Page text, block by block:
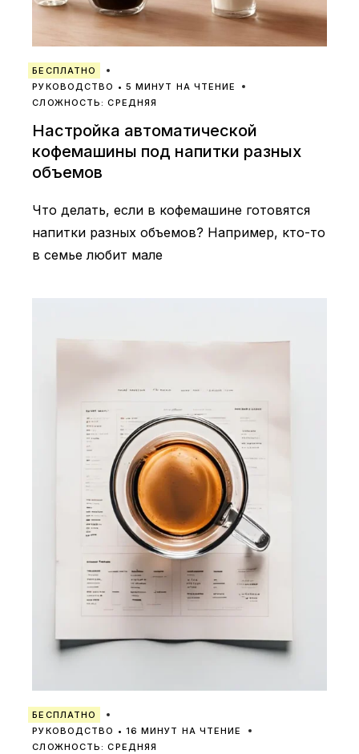
БЕСПЛАТНО
РУКОВОДСТВО • 5 МИНУТ НА ЧТЕНИЕ
СЛОЖНОСТЬ: СРЕДНЯЯ
Настройка автоматической
кофемашины под напитки разных
объемов
Что делать, если в кофемашине готовятся
напитки разных объемов? Например, кто-то
в семье любит мале
БЕСПЛАТНО
РУКОВОДСТВО • 16 МИНУТ НА ЧТЕНИЕ
СЛОЖНОСТЬ: СРЕДНЯЯ